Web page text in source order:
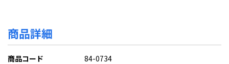
商品詳細
商品コード 84-0734